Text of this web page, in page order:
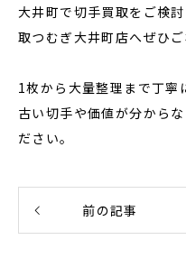
大井町で切手買取をご検
取つむぎ大井町店へぜひご
1枚から大量整理まで丁寧
古い切手や価値が分から
ださい。
前の記事